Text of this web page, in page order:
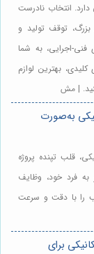
انتخاب نادرست
توقف تولید و
اجرایی، به شما
بهترین لوازم
| مش
به‌صورت
قلب تپنده پروژه
به فرد خود، وظایف
را با دقت و سرعت
برای